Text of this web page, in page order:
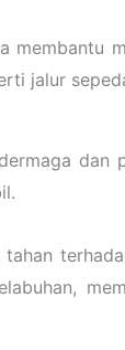
membantu
jalur
dan